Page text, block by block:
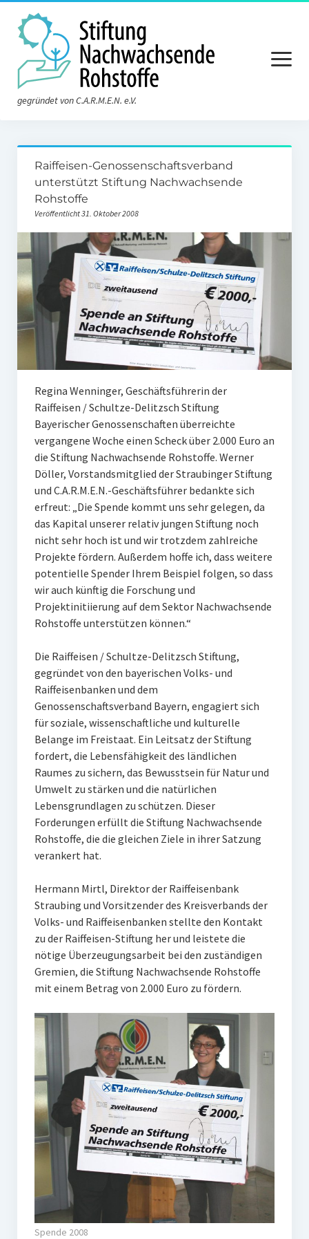
gegründet von C.A.R.M.E.N. e.V.
Menü
öffnen
Aktuelles
Die Stiftung
Über die Stiftung
Der Vorstand
Der Stiftungsrat
Satzung
Unser Netzwerk
Unterstützen Sie uns
Impressum und Disclaimer
Stipendien
Erfahrungsberichte
Gymnasialpreise
Aktuelles
Aktuelles
Historie
Hochschulpreis der Stiftung Nachwachsende Rohstoffe
Preisträger
Medienpreis Nachwachsende Rohstoffe
Preisträger
Raiffeisen-Genossenschaftsverband
unterstützt Stiftung Nachwachsende
Rohstoffe
Veröffentlicht 31. Oktober 2008
Regina Wenninger, Geschäftsführerin der
Raiffeisen / Schultze-Delitzsch Stiftung
Bayerischer Genossenschaften überreichte
vergangene Woche einen Scheck über 2.000 Euro an
die Stiftung Nachwachsende Rohstoffe. Werner
Döller, Vorstandsmitglied der Straubinger Stiftung
und C.A.R.M.E.N.-Geschäftsführer bedankte sich
erfreut: „Die Spende kommt uns sehr gelegen, da
das Kapital unserer relativ jungen Stiftung noch
nicht sehr hoch ist und wir trotzdem zahlreiche
Projekte fördern. Außerdem hoffe ich, dass weitere
potentielle Spender Ihrem Beispiel folgen, so dass
wir auch künftig die Forschung und
Projektinitiierung auf dem Sektor Nachwachsende
Rohstoffe unterstützen können.“
Die Raiffeisen / Schultze-Delitzsch Stiftung,
gegründet von den bayerischen Volks- und
Raiffeisenbanken und dem
Genossenschaftsverband Bayern, engagiert sich
für soziale, wissenschaftliche und kulturelle
Belange im Freistaat. Ein Leitsatz der Stiftung
fordert, die Lebensfähigkeit des ländlichen
Raumes zu sichern, das Bewusstsein für Natur und
Umwelt zu stärken und die natürlichen
Lebensgrundlagen zu schützen. Dieser
Forderungen erfüllt die Stiftung Nachwachsende
Rohstoffe, die die gleichen Ziele in ihrer Satzung
verankert hat.
Hermann Mirtl, Direktor der Raiffeisenbank
Straubing und Vorsitzender des Kreisverbands der
Volks- und Raiffeisenbanken stellte den Kontakt
zu der Raiffeisen-Stiftung her und leistete die
nötige Überzeugungsarbeit bei den zuständigen
Gremien, die Stiftung Nachwachsende Rohstoffe
mit einem Betrag von 2.000 Euro zu fördern.
Spende 2008